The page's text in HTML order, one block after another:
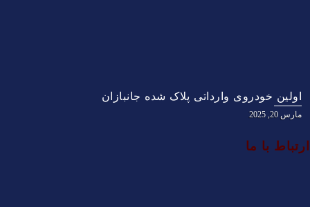
اولین خودروی وارداتی پلاک شده جانبازان
مارس 20, 2025
ارتباط با ما